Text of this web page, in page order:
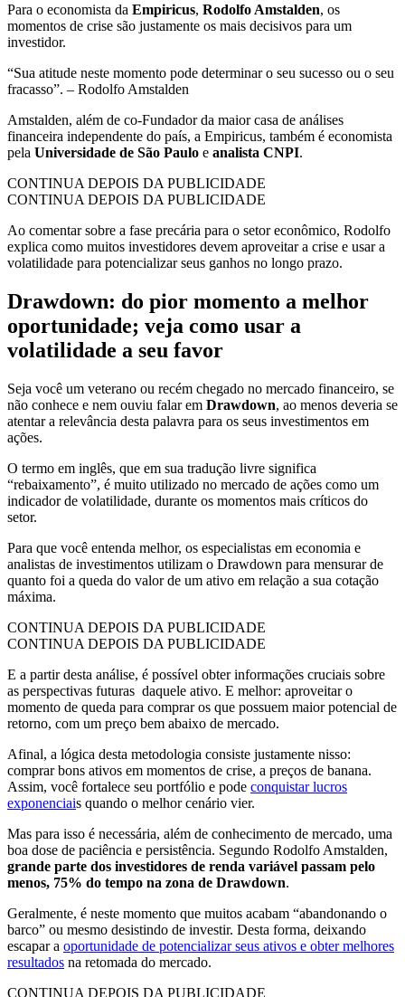
Para o economista da Empiricus, Rodolfo Amstalden, os
momentos de crise são justamente os mais decisivos para um
investidor.
“Sua atitude neste momento pode determinar o seu sucesso ou o seu
fracasso”. – Rodolfo Amstalden
Amstalden, além de co-Fundador da maior casa de análises
financeira independente do país, a Empiricus, também é economista
pela Universidade de São Paulo e analista CNPI.
CONTINUA DEPOIS DA PUBLICIDADE
CONTINUA DEPOIS DA PUBLICIDADE
Ao comentar sobre a fase precária para o setor econômico, Rodolfo
explica como muitos investidores devem aproveitar a crise e usar a
volatilidade para potencializar seus ganhos no longo prazo.
Drawdown: do pior momento a melhor
oportunidade; veja como usar a
volatilidade a seu favor
Seja você um veterano ou recém chegado no mercado financeiro, se
não conhece e nem ouviu falar em Drawdown, ao menos deveria se
atentar a relevância desta palavra para os seus investimentos em
ações.
O termo em inglês, que em sua tradução livre significa
“rebaixamento”, é muito utilizado no mercado de ações como um
indicador de volatilidade, durante os momentos mais críticos do
setor.
Para que você entenda melhor, os especialistas em economia e
analistas de investimentos utilizam o Drawdown para mensurar de
quanto foi a queda do valor de um ativo em relação a sua cotação
máxima.
CONTINUA DEPOIS DA PUBLICIDADE
CONTINUA DEPOIS DA PUBLICIDADE
E a partir desta análise, é possível obter informações cruciais sobre
as perspectivas futuras daquele ativo. E melhor: aproveitar o
momento de queda para comprar os que possuem maior potencial de
retorno, com um preço bem abaixo de mercado.
Afinal, a lógica desta metodologia consiste justamente nisso:
comprar bons ativos em momentos de crise, a preços de banana.
Assim, você fortalece seu portfólio e pode conquistar lucros
exponenciais quando o melhor cenário vier.
Mas para isso é necessária, além de conhecimento de mercado, uma
boa dose de paciência e persistência. Segundo Rodolfo Amstalden,
grande parte dos investidores de renda variável passam pelo
menos, 75% do tempo na zona de Drawdown.
Geralmente, é neste momento que muitos acabam “abandonando o
barco” ou mesmo desistindo de investir. Desta forma, deixando
escapar a oportunidade de potencializar seus ativos e obter melhores
resultados na retomada do mercado.
CONTINUA DEPOIS DA PUBLICIDADE